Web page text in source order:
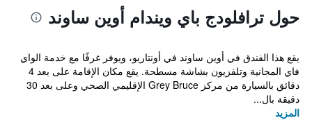
حول ترافلودج باي ويندام أوين ساوند
يقع هذا الفندق في أوين ساوند في أونتاريو، ويوفر غرفًا مع خدمة الواي
فاي المجانية وتلفزيون بشاشة مسطحة. يقع مكان الإقامة على بعد 4
دقائق بالسيارة من مركز Grey Bruce الإقليمي الصحي وعلى بعد 30
دقيقة بال...
المزيد